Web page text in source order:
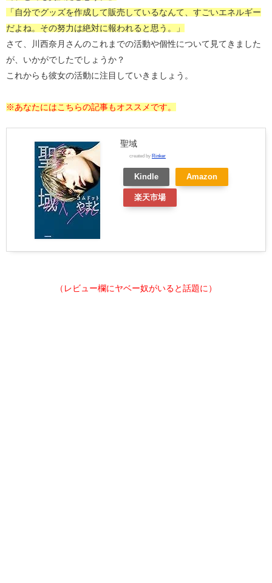
「自分でグッズを作成して販売しているなんて、すごいエネルギー
だよね。その努力は絶対に報われると思う。」
さて、川西奈月さんのこれまでの活動や個性について見てきました
が、いかがでしたでしょうか？
これからも彼女の活動に注目していきましょう。
※あなたにはこちらの記事もオススメです。
聖域
created by Rinker
Kindle Amazon
楽天市場
（レビュー欄にヤベー奴がいると話題に）